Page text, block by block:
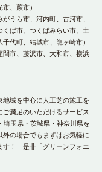
、蕨市）
うら市、河内町、古河市、
ば市、つくばみらい市、土
代町、結城市、龍ヶ崎市）
間市、藤沢市、大和市、横浜
域を中心に人工芝の施工を
満足のいただけるサービス
埼玉県・茨城県・神奈川県を
の場合でもまずはお気軽に
す！ 是非「グリーンフォエ